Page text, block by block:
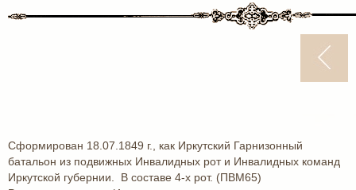
Сформирован 18.07.1849 г., как Иркутский Гарнизонный
батальон из подвижных Инвалидных рот и Инвалидных команд
Иркутской губернии. В составе 4-х рот. (ПВМ65)